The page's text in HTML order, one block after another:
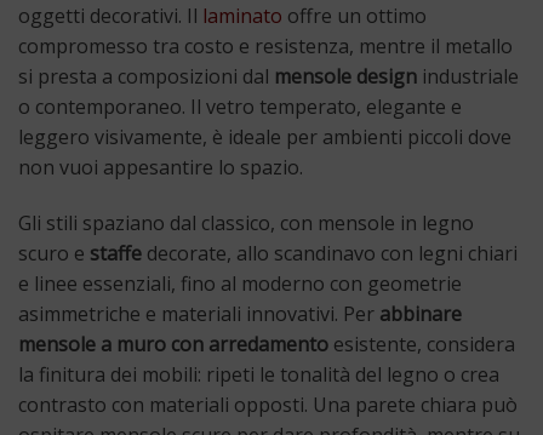
oggetti decorativi. Il laminato offre un ottimo
compromesso tra costo e resistenza, mentre il metallo
si presta a composizioni dal mensole design industriale
o contemporaneo. Il vetro temperato, elegante e
leggero visivamente, è ideale per ambienti piccoli dove
non vuoi appesantire lo spazio.
Gli stili spaziano dal classico, con mensole in legno
scuro e staffe decorate, allo scandinavo con legni chiari
e linee essenziali, fino al moderno con geometrie
asimmetriche e materiali innovativi. Per abbinare
mensole a muro con arredamento esistente, considera
la finitura dei mobili: ripeti le tonalità del legno o crea
contrasto con materiali opposti. Una parete chiara può